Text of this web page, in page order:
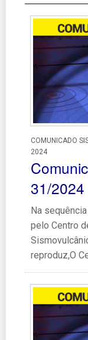
COMUNICADO
2024
31/2024
Na
pelo Centro
reproduz,O